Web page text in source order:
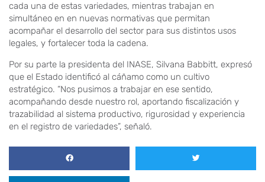
cada una de estas variedades, mientras trabajan en
simultáneo en en nuevas normativas que permitan
acompañar el desarrollo del sector para sus distintos usos
legales, y fortalecer toda la cadena.
Por su parte la presidenta del INASE, Silvana Babbitt, expresó
que el Estado identificó al cáñamo como un cultivo
estratégico. “Nos pusimos a trabajar en ese sentido,
acompañando desde nuestro rol, aportando fiscalización y
trazabilidad al sistema productivo, rigurosidad y experiencia
en el registro de variedades”, señaló.